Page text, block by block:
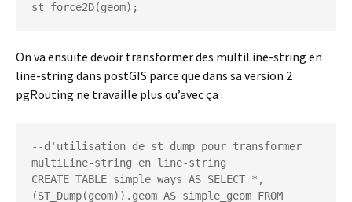
st_force2D(geom);
On va ensuite devoir transformer des multiLine-string en
line-string dans postGIS parce que dans sa version 2
pgRouting ne travaille plus qu’avec ça .
--d'utilisation de st_dump pour transformer
multiLine-string en line-string
CREATE TABLE simple_ways AS SELECT *,
(ST_Dump(geom)).geom AS simple_geom FROM